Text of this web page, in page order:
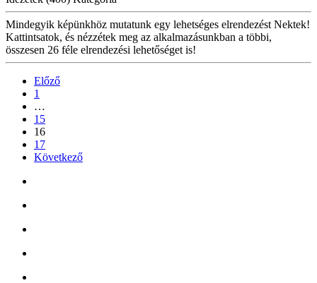
Mindegyik képünkhöz mutatunk egy lehetséges elrendezést Nektek!
Kattintsatok, és nézzétek meg az alkalmazásunkban a többi,
összesen 26 féle elrendezési lehetőséget is!
Előző
1
…
15
16
17
Következő